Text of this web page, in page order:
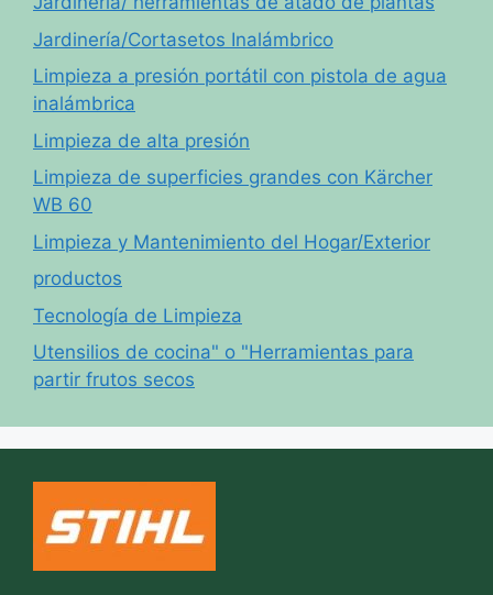
Jardinería/Cortasetos Inalámbrico
Limpieza a presión portátil con pistola de agua
inalámbrica
Limpieza de alta presión
Limpieza de superficies grandes con Kärcher
WB 60
Limpieza y Mantenimiento del Hogar/Exterior
productos
Tecnología de Limpieza
Utensilios de cocina" o "Herramientas para
partir frutos secos